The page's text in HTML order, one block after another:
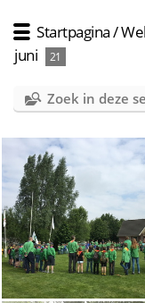
Startpagina/
juni
21
Zoek in deze